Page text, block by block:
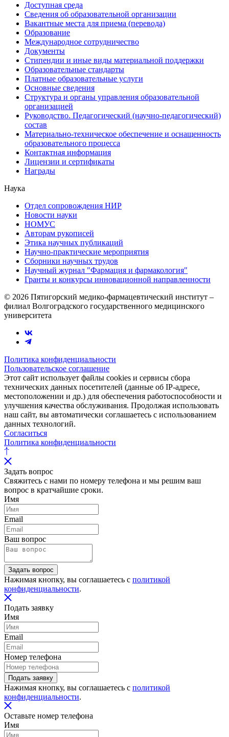
Доступная среда
Сведения об образовательной организации
Вакантные места для приема (перевода)
Образование
Международное сотрудничество
Документы
Стипендии и иные виды материальной поддержки
Образовательные стандарты
Платные образовательные услуги
Основные сведения
Структура и органы управления образовательной
организацией
Руководство. Педагогический (научно-педагогический)
состав
Материально-техническое обеспечение и оснащенность
образовательного процесса
Контактная информация
Лицензии и сертификаты
Награды
Наука
Отдел сопровождения НИР
Новости науки
НОМУС
Авторам рукописей
Этика научных публикаций
Научно-практические мероприятия
Сборники научных трудов
Научный журнал "Фармация и фармакология"
Гранты и конкурсы инновационной направленности
© 2026 Пятигорский медико-фармацевтический институт –
филиал Волгоградского государственного медицинского
университета
Политика конфиденциальности
Пользовательское соглашение
Этот сайт использует файлы cookies и сервисы сбора
технических данных посетителей (данные об IP-адресе,
местоположении и др.) для обеспечения работоспособности и
улучшения качества обслуживания. Продолжая использовать
наш сайт, вы автоматически соглашаетесь с использованием
данных технологий.
Согласиться
Политика конфиденциальности
Задать вопрос
Свяжитесь с нами по номеру телефона и мы решим ваш
вопрос в кратчайшие сроки.
Имя
Email
Ваш вопрос
Задать вопрос
Нажимая кнопку, вы соглашаетесь с политикой
конфиденциальности.
Подать заявку
Имя
Email
Номер телефона
Подать заявку
Нажимая кнопку, вы соглашаетесь с политикой
конфиденциальности.
Оставьте номер телефона
Имя